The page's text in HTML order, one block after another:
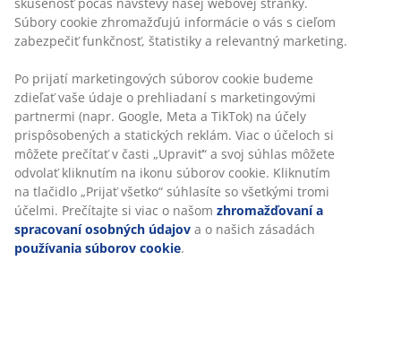
skúsenosť počas návštevy našej webovej stránky.
Súbory cookie zhromažďujú informácie o vás s cieľom
zabezpečiť funkčnosť, štatistiky a relevantný marketing.
Po prijatí marketingových súborov cookie budeme
zdieľať vaše údaje o prehliadaní s marketingovými
partnermi (napr. Google, Meta a TikTok) na účely
prispôsobených a statických reklám. Viac o účeloch si
môžete prečítať v časti „Upraviť“ a svoj súhlas môžete
odvolať kliknutím na ikonu súborov cookie. Kliknutím
na tlačidlo „Prijať všetko“ súhlasíte so všetkými tromi
účelmi. Prečítajte si viac o našom zhromažďovaní a
spracovaní osobných údajov a o našich zásadách
používania súborov cookie.